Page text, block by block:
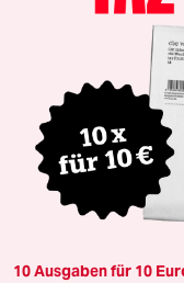
10 Ausgaben für 10